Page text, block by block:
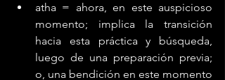
atha = ahora, en este auspicioso
momento; implica la transición
hacia esta práctica y búsqueda,
luego de una preparación previa;
o, una bendición en este momento